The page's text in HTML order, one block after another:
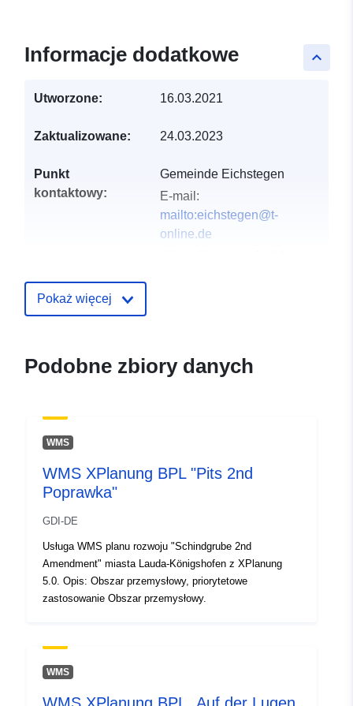
keyboard_arrow_up
Informacje dodatkowe
Utworzone: 16.03.2021
Zaktualizowane: 24.03.2023
Punkt
kontaktowy:
Gemeinde Eichstegen
E-mail:
mailto:eichstegen@t-
online.de
Zapis katalogu: Dodany do data.europa.eu:
Przestrzenne: Współrzędne: [ [ 9.4971483,
47.9377304 ], [ 9.4971483,
47.9386539 ] ]
Typ: Polygon
Pokaż więcej
Podobne zbiory danych
WMS
WMS XPlanung BPL "Pits 2nd
Poprawka"
GDI-DE
Usługa WMS planu rozwoju "Schindgrube 2nd
Amendment" miasta Lauda-Königshofen z XPlanung
5.0. Opis: Obszar przemysłowy, priorytetowe
zastosowanie Obszar przemysłowy.
WMS